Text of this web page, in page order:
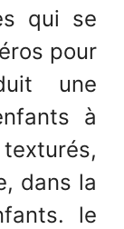
qui se
pour
une
à
dans la
le